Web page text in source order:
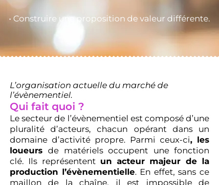
• Construire une proposition de valeur différente.
L’organisation actuelle du marché de
l’évènementiel.
Qui fait quoi ?
Le secteur de l’évènementiel est composé d’une
pluralité d’acteurs, chacun opérant dans un
domaine d’activité propre. Parmi ceux-ci, les
loueursde matériels occupent une fonction
clé. Ils représentent un acteur majeur de la
production l’évènementielle. En effet, sans ce
maillon de la chaîne, il est impossible de